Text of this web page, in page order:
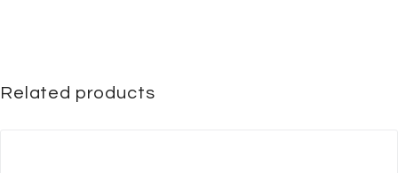
Related products